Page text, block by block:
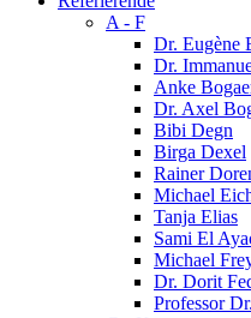
A - F
Dr. Eugène
Dr.
Anke
Dr. Axel
Bibi Degn
Birga Dexel
Rainer
Michael
Tanja Elias
Sami El
Michael
Dr. Dorit
Professor